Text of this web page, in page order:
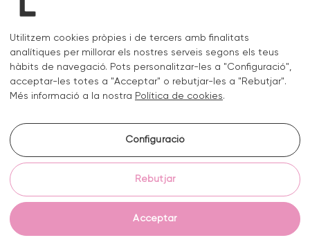
Estem preparats. Parlem?
c/ Lluís Muntadas 8, 08035 Barcelona
+34 722 670 621
hello@liquid.cat
Política de cookies
Configurar galetes
© 2026 Liquid Studio S.L.
Utilitzem cookies pròpies i de tercers amb finalitats
analítiques per millorar els nostres serveis segons els teus
hàbits de navegació. Pots personalitzar-les a "Configuració",
acceptar-les totes a "Acceptar" o rebutjar-les a "Rebutjar".
Més informació a la nostra Política de cookies.
Configuració
Rebutjar
Acceptar